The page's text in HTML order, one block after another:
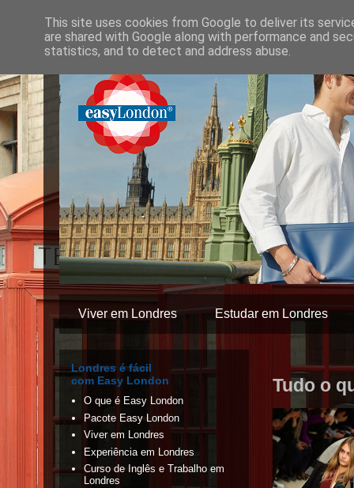
Viver em Londres Estudar em Londres
Tudo o
Londres é fácil
com Easy London
O que é Easy London
Pacote Easy London
Viver em Londres
Experiência em Londres
Curso de Inglês e Trabalho em
Londres
This site uses cookies from Google to deliver its
are shared with Google along with performance and
statistics, and to detect and address abuse.